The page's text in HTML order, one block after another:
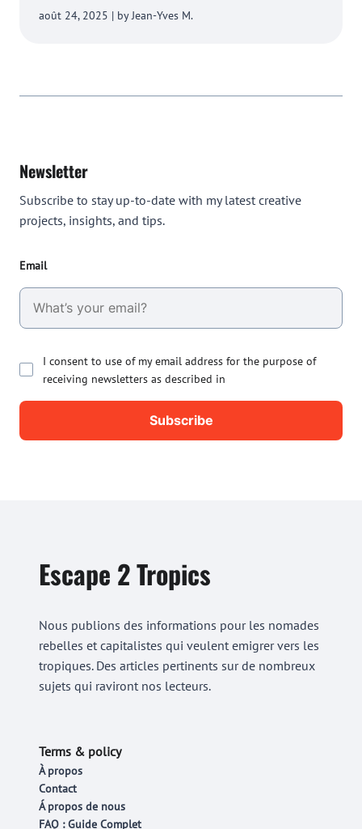
août 24, 2025 | by Jean-Yves M.
Newsletter
Subscribe to stay up-to-date with my latest creative
projects, insights, and tips.
Email
I consent to use of my email address for the purpose of
receiving newsletters as described in
Escape 2 Tropics
Nous publions des informations pour les nomades
rebelles et capitalistes qui veulent emigrer vers les
tropiques. Des articles pertinents sur de nombreux
sujets qui raviront nos lecteurs.
Terms & policy
À propos
Contact
Á propos de nous
FAQ : Guide Complet